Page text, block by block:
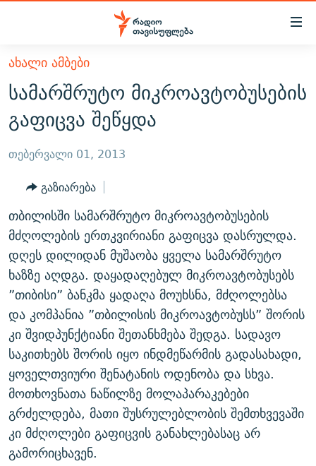
Accessibility
მთავარ
შინაარსზე
დაბრუნება
მთავარ
დაბრუნება
ძიებაზე
დაბრუნება
ᲐᲮᲐᲚᲘ ᲐᲛᲑᲔᲑᲘ
ᲗᲔᲛᲔᲑᲘ
ᲞᲝᲚᲘᲢᲘᲙᲐ
ᲔᲙᲝᲜᲝᲛᲘᲙᲐ
ᲡᲐᲖᲝᲒᲐᲓᲝᲔᲑᲐ
ᲡᲞᲝᲠᲢᲘ
ᲕᲘᲓᲔᲝ
ᲑᲚᲝᲒᲔᲑᲘ
ᲞᲝᲓᲙᲐᲡᲢᲔᲑᲘ
ᲜᲘᲙᲝᲡ ᲞᲝᲓᲙᲐᲡᲢᲘ
60 ᲓᲔᲪᲘᲑᲔᲚᲘ
ᲒᲐᲜᲙᲘᲗᲮᲕᲘᲡ ᲓᲦᲔ
ᲓᲘᲚᲘᲡ ᲡᲐᲣᲑᲠᲔᲑᲘ
ᲛᲝᲚᲐᲞᲐᲠᲐᲙᲔ ᲢᲔᲥᲡᲢᲔᲑᲘ
ᲨᲘᲜ - ᲣᲪᲮᲝᲔᲗᲨᲘ
ᲚᲘᲢᲔᲠᲐᲢᲣᲠᲣᲚᲘ ᲬᲐᲮᲜᲐᲒᲔᲑᲘ
ᲐᲛᲔᲠᲘᲙᲣᲚᲘ ᲛᲝᲗᲮᲠᲝᲑᲐ
ᲘᲛᲞᲔᲠᲘᲐ ᲓᲐ ᲠᲐᲓᲘᲝ
ᲗᲐᲕᲘᲡᲣᲤᲚᲔᲑᲘᲡ ᲛᲝᲜᲘᲢᲝᲠᲘ
ᲤᲔᲜᲝᲕᲐᲜᲘ - 2.10
ᲗᲥᲕᲔᲜᲘ ᲞᲣᲑᲚᲘᲙᲐᲪᲘᲔᲑᲘ
ᲞᲠᲝᲔᲥᲢᲔᲑᲘ
ᲣᲙᲠᲐᲘᲜᲐᲨᲘ ᲓᲐᲦᲣᲞᲣᲚᲘ ᲥᲐᲠᲗᲕᲔᲚᲘ ᲛᲔᲑᲠᲫᲝᲚᲔᲑᲘ - 2022
ᲓᲐᲛᲝᲣᲙᲘᲓᲔᲑᲚᲝᲑᲘᲡ 100 ᲬᲔᲚᲘ
ᲩᲔᲛᲘ ᲡᲘᲙᲕᲓᲘᲚᲘᲡ ᲛᲘᲖᲔᲖᲘᲐ COVID-19
11 ᲬᲔᲚᲘ - 11 ᲐᲛᲑᲐᲕᲘ
ᲡᲐᲞᲐᲠᲚᲐᲛᲔᲜᲢᲝ ᲐᲠᲩᲔᲕᲜᲔᲑᲘᲡ ᲘᲡᲢᲝᲠᲘᲐ
ᲑᲐᲕᲨᲕᲔᲑᲘ ᲞᲠᲝᲡᲢᲘᲢᲣᲪᲘᲐᲨᲘ - ᲐᲛᲝᲣᲗᲥᲛᲔᲚᲘ ᲐᲛᲑᲐᲕᲘ
5 ᲐᲛᲑᲐᲕᲘ - 20 ᲘᲕᲜᲘᲡᲡ ᲓᲐᲨᲐᲕᲔᲑᲣᲚᲔᲑᲘ
ᲐᲒᲕᲘᲡᲢᲝᲡ ᲝᲛᲘ
ЭХО КАВКАЗА
ᲒᲐᲛᲝᲘᲬᲔᲠᲔ
რთე/რთ-ის ყველა საიტი
ᲐᲮᲐᲚᲘ ᲐᲛᲑᲔᲑᲘ
სამარშრუტო მიკროავტობუსების
გაფიცვა შეწყდა
თებერვალი 01, 2013
გაზიარება
თბილისში სამარშრუტო მიკროავტობუსების
მძღოლების ერთკვირიანი გაფიცვა დასრულდა.
დღეს დილიდან მუშაობა ყველა სამარშრუტო
ხაზზე აღდგა. დაყადაღებულ მიკროავტობუსებს
”თიბისი” ბანკმა ყადაღა მოუხსნა, მძღოლებსა
და კომპანია ”თბილისის მიკროავტობუსს” შორის
კი შვიდპუნქტიანი შეთანხმება შედგა. სადავო
საკითხებს შორის იყო ინდმეწარმის გადასახადი,
ყოველთვიური შენატანის ოდენობა და სხვა.
მოთხოვნათა ნაწილზე მოლაპარაკებები
გრძელდება, მათი შუსრულებლობის შემთხვევაში
კი მძღოლები გაფიცვის განახლებასაც არ
გამორიცხავენ.